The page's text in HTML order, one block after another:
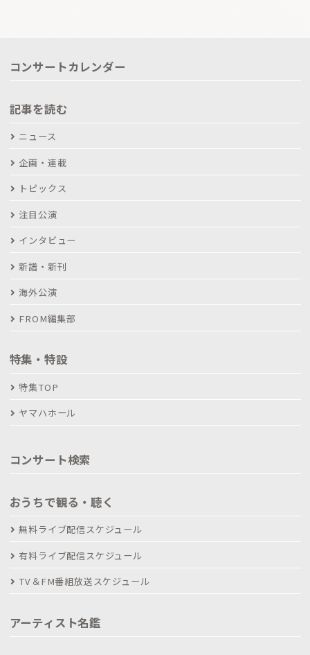
コンサートカレンダー
記事を読む
ニュース
企画・連載
トピックス
注目公演
インタビュー
新譜・新刊
海外公演
FROM編集部
特集・特設
特集TOP
ヤマハホール
コンサート検索
おうちで観る・聴く
無料ライブ配信スケジュール
有料ライブ配信スケジュール
TV＆FM番組放送スケジュール
アーティスト名鑑